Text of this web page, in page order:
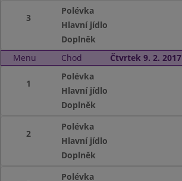
3
Polévka
Hlavní jídlo
Doplněk
Menu
Chod Čtvrtek 9. 2. 2017
1
Polévka
Hlavní jídlo
Doplněk
2
Polévka
Hlavní jídlo
Doplněk
Polévka